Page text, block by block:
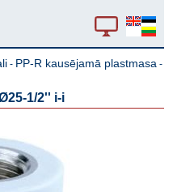
- PP-R kausējamā plastmasa -
1/2'' i-i